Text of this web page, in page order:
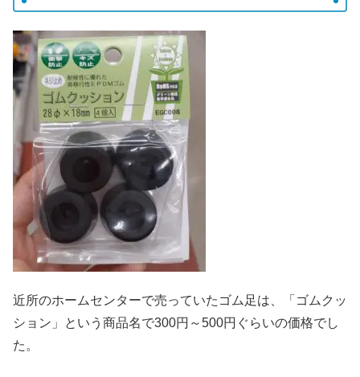
近所のホームセンターで売っていたゴム足は、「ゴムクッ
ション」という商品名で300円～500円ぐらいの価格でし
た。